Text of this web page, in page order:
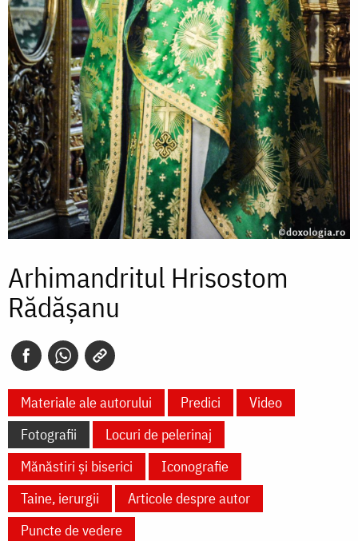
Arhimandritul Hrisostom
Rădăşanu
Materiale ale autorului Predici
Video
Fotografii
Locuri de pelerinaj
Mănăstiri și biserici
Iconografie
Taine, ierurgii
Articole despre autor
Puncte de vedere